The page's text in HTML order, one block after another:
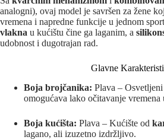
analogni), ovaj model je savršen za žene
vremena i napredne funkcije u jednom
vlakna u kućištu čine ga laganim, a
udobnost i dugotrajan rad.
Glavne
Boja brojčanika: Plava –
omogućava lako očitavanje
Boja kućišta: Plava – Kućište od
lagano, ali izuzetno izdržljivo.